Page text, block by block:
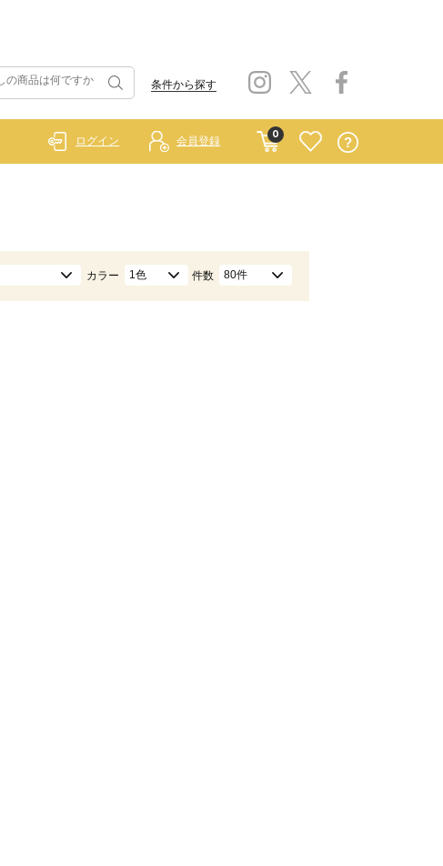
条件から探す
0
ログイン 会員登録
カラー 1色 件数 80件